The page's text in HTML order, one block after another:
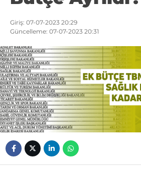
Giriş: 07-07-2023 20:29
Güncelleme: 07-07-2023 20:31